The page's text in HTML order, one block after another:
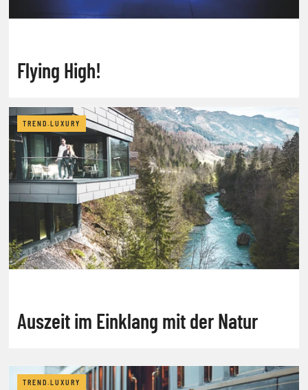
Flying High!
TREND.LUXURY
Auszeit im Einklang mit der Natur
TREND.LUXURY